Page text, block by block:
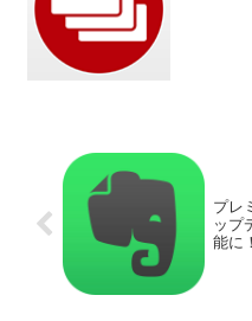
プレ
ップ
能に！